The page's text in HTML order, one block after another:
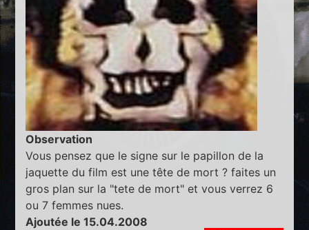
Observation
Vous pensez que le signe sur le papillon de la
jaquette du film est une tête de mort ? faites un
gros plan sur la "tete de mort" et vous verrez 6
ou 7 femmes nues.
Ajoutée le 15.04.2008